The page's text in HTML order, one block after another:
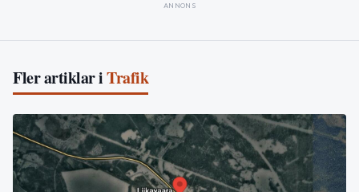
ANNONS
Fler artiklar iTrafik